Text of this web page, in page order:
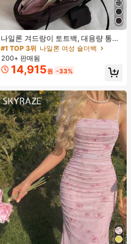
나일론 겨드랑이 토트백, 대용량 통근
숄더백, 작은 메이크업 백 포함, 펜던
트 미포함, 가벼운 일상 핸드백 (펜던
트 미포함)
#1 TOP 3위 나일론 여성 숄더백
200+ 판매됨
14,915원 -33%